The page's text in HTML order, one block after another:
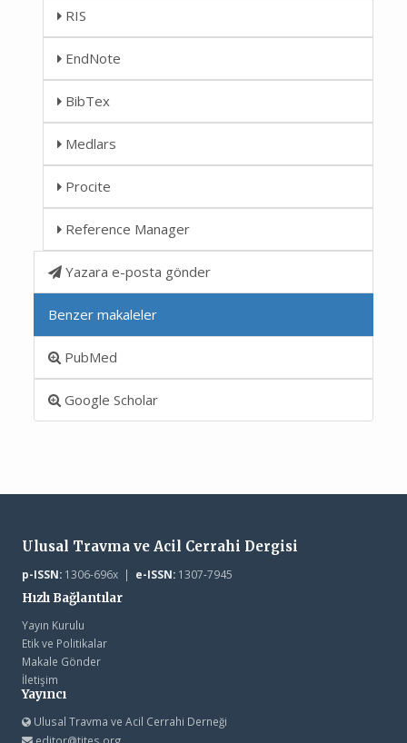
RIS
EndNote
BibTex
Medlars
Procite
Reference Manager
Yazara e-posta gönder
Benzer makaleler
PubMed
Google Scholar
Ulusal Travma ve Acil Cerrahi Dergisi
p-ISSN:1306-696x | e-ISSN:1307-7945
Hızlı Bağlantılar
Yayın Kurulu
Etik ve Politikalar
Makale Gönder
İletişim
Yayıncı
Ulusal Travma ve Acil Cerrahi Derneği
editor@tjtes.org